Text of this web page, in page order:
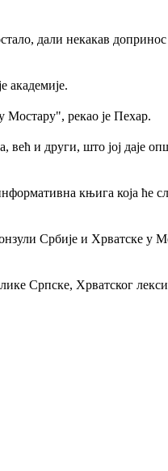
дали некакав
академије.
рекао је Пехар.
и други, што јој даје
књига која ће
Србије и Хрватске у
Српске, Хрватског